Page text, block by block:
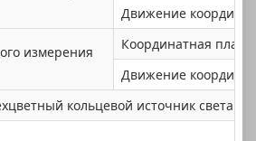
Движение
измерения
Координатная
Движение
кольцевой источник света